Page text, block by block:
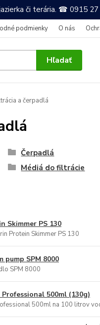
či terária. ☎ 0915
podmienky O nás
Hľadať
a čerpadlá
Čerpadlá
Médiá do filtrácie
Skimmer PS 130
Protein Skimmer PS 130
pump SPM 8000
SPM 8000
500ml (130g)
500ml na 100 litrov